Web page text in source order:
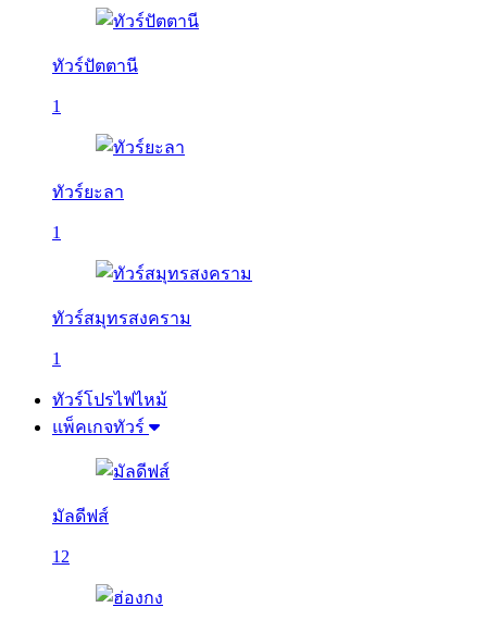
ทัวร์ปัตตานี
1
ทัวร์ยะลา
1
ทัวร์สมุทรสงคราม
1
ทัวร์โปรไฟไหม้
แพ็คเกจทัวร์
มัลดีฟส์
12